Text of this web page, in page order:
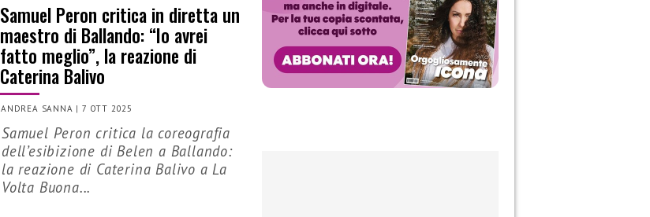
Samuel Peron critica in diretta un
maestro di Ballando: “Io avrei
fatto meglio”, la reazione di
Caterina Balivo
ANDREA SANNA |7 OTT 2025
Samuel Peron critica la coreografia
dell’esibizione di Belen a Ballando:
la reazione di Caterina Balivo a La
Volta Buona...